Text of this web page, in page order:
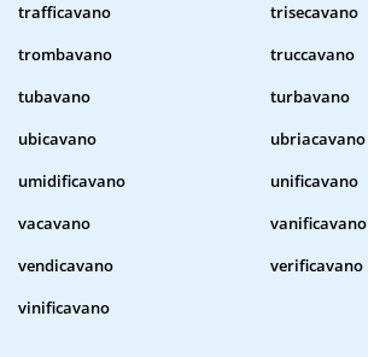
trafficavano
trisecavano
trombavano
truccavano
tubavano
turbavano
ubicavano
ubriacavano
umidificavano
unificavano
vacavano
vanificavano
vendicavano
verificavano
vinificavano